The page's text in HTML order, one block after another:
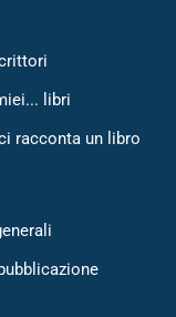
libri
racconta un libro